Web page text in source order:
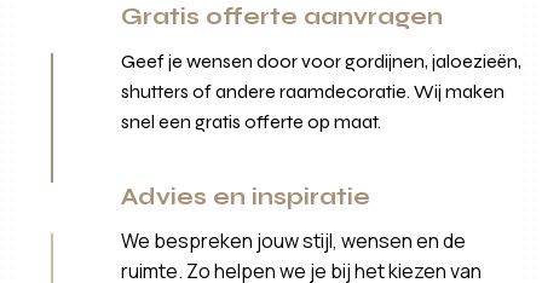
Gratis offerte aanvragen
Geef je wensen door voor gordijnen, jaloezieën,
shutters of andere raamdecoratie. Wij maken
snel een gratis offerte op maat.
Advies en inspiratie
We bespreken jouw stijl, wensen en de
ruimte. Zo helpen we je bij het kiezen van